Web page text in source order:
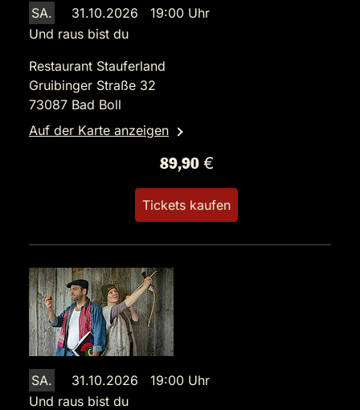
SA.
31.10.2026 19:00 Uhr
Und raus bist du
Restaurant Stauferland
Gruibinger Straße 32
73087 Bad Boll
Auf der Karte anzeigen
89,90 €
Tickets kaufen
SA.
31.10.2026 19:00 Uhr
Und raus bist du